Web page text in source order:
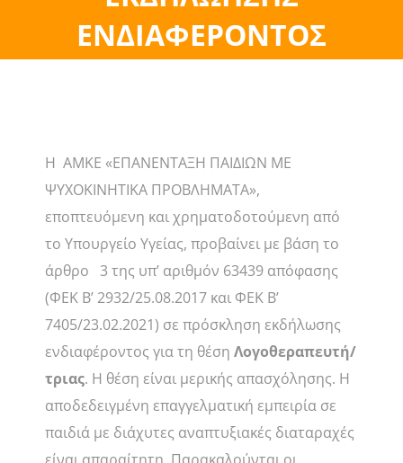
ΕΝΔΙΑΦΕΡΟΝΤΟΣ
H ΑΜΚΕ «ΕΠΑΝΕΝΤΑΞΗ ΠΑΙΔΙΩΝ ΜΕ
ΨΥΧΟΚΙΝΗΤΙΚΑ ΠΡΟΒΛΗΜΑΤΑ»,
εποπτευόμενη και χρηματοδοτούμενη από
το Υπουργείο Υγείας, προβαίνει με βάση το
άρθρο 3 της υπ’ αριθμόν 63439 απόφασης
(ΦΕΚ Β’ 2932/25.08.2017 και ΦΕΚ Β’
7405/23.02.2021) σε πρόσκληση εκδήλωσης
ενδιαφέροντος για τη θέση Λογοθεραπευτή/
τριας. Η θέση είναι μερικής απασχόλησης. Η
αποδεδειγμένη επαγγελματική εμπειρία σε
παιδιά με διάχυτες αναπτυξιακές διαταραχές